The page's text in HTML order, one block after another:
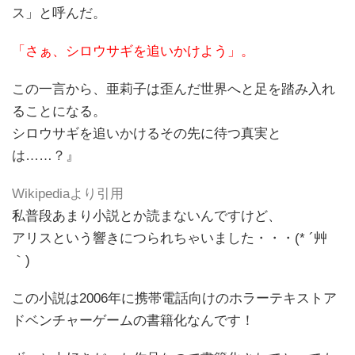
ス」と呼んだ。
「さぁ、シロウサギを追いかけよう」。
この一言から、亜莉子は歪んだ世界へと足を踏み入れ
ることになる。
シロウサギを追いかけるその先に待つ真実と
は……？』
Wikipediaより引用
私普段あまり小説とか読まないんですけど、
アリスという響きにつられちゃいました・・・(* ´艸
｀)
この小説は2006年に携帯電話向けのホラーテキストア
ドベンチャーゲームの書籍化なんです！